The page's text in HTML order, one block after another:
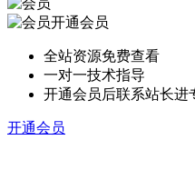
开通会员
全站资源免费查看
一对一技术指导
开通会员后联系站长进
开通会员